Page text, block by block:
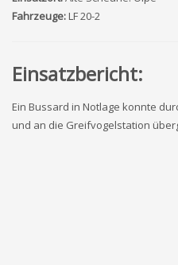
Fahrzeuge:LF 20-2
Einsatzbericht:
Ein Bussard in Notlage konnte
und an die Greifvogelstation